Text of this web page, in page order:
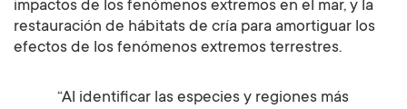
impactos de los fenómenos extremos en el mar, y la
restauración de hábitats de cría para amortiguar los
efectos de los fenómenos extremos terrestres.
“Al identificar las especies y regiones más